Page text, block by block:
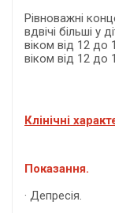
Рівноважні
вдвічі більші у
віком від 12 до
віком від 12 до
Клінічні
Показання.
· Депресія.